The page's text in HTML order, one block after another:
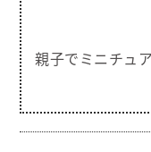
親子でミニチュ